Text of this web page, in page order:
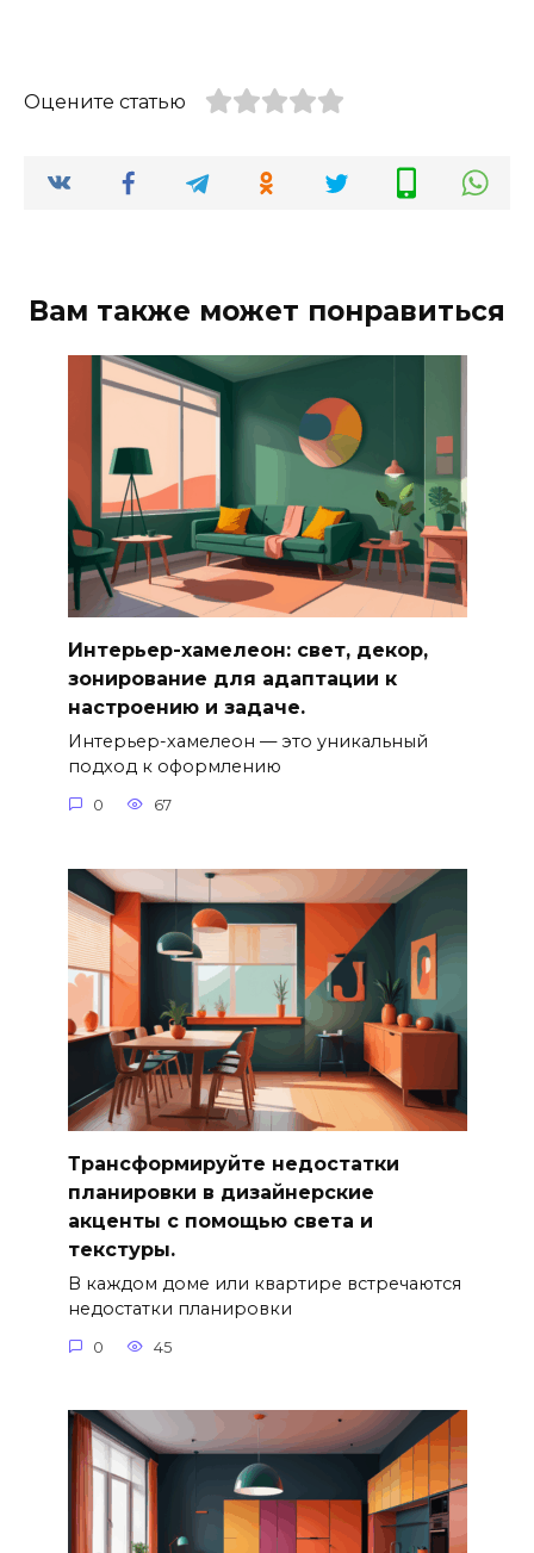
Оцените статью
Вам также может понравиться
Интерьер-хамелеон: свет, декор,
зонирование для адаптации к
настроению и задаче.
Интерьер-хамелеон — это уникальный
подход к оформлению
0 67
Трансформируйте недостатки
планировки в дизайнерские
акценты с помощью света и
текстуры.
В каждом доме или квартире встречаются
недостатки планировки
0 45